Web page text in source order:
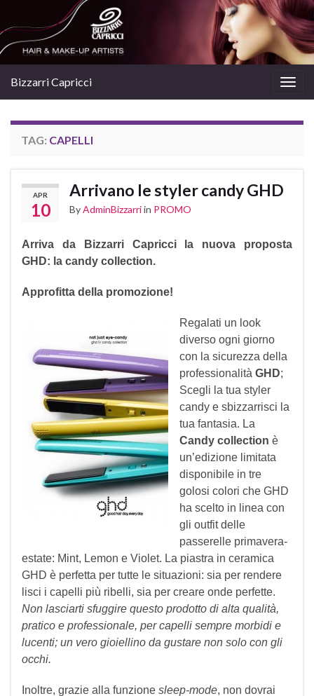
Bizzarri Capricci
TAG: CAPELLI
APR
10
Arrivano le styler candy GHD
ByAdminBizzarriin PROMO
Arriva da Bizzarri Capricci la nuova proposta
GHD: la candy collection.
Approfitta della promozione!
Regalati un look
diverso ogni giorno
con la sicurezza della
professionalità GHD;
Scegli la tua styler
candy e sbizzarrisci la
tua fantasia. La
Candy collection è
un’edizione limitata
disponibile in tre
golosi colori che GHD
ha scelto in linea con
gli outfit delle
passerelle primavera-
estate: Mint, Lemon e Violet. La piastra in ceramica
GHD è perfetta per tutte le situazioni: sia per rendere
lisci i capelli più ribelli, sia per creare onde perfette.
Non lasciarti sfuggire questo prodotto di alta qualità,
pratico e professionale, per capelli sempre morbidi e
lucenti; un vero gioiellino da gustare non solo con gli
occhi.
Inoltre, grazie alla funzione sleep-mode, non dovrai